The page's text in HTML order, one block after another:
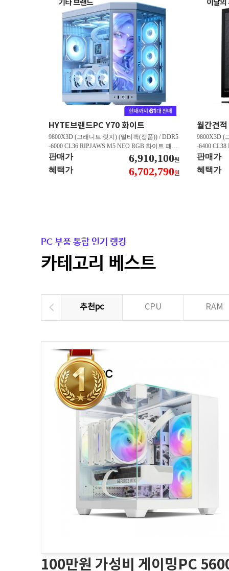
HYTE브랜드PC Y70 화이트
9800X3D (그래니트 릿지) (멀티팩(정품)) / DDR5
-6000 CL36 RIPJAWS M5 NEO RGB 화이트 패키
지 (32GB(16Gx2)) / B850M AORUS ELITE WIFI6
E ICE 피씨디렉트 / 지포스 RTX 5080 AERO OC S
FF D7 16GB 제이씨현 / BLACK SN850X M.2 NV
판매가 6,910,100원
혜택가 6,702,790원
9800X3D (
-6400 CL38
스
/ 라데온
0 M.2
판매가
혜택가
PC 부품 통합 인기 랭킹
카테고리 베스트
추천pc CPU RAM
100만원 가성비 게이밍PC